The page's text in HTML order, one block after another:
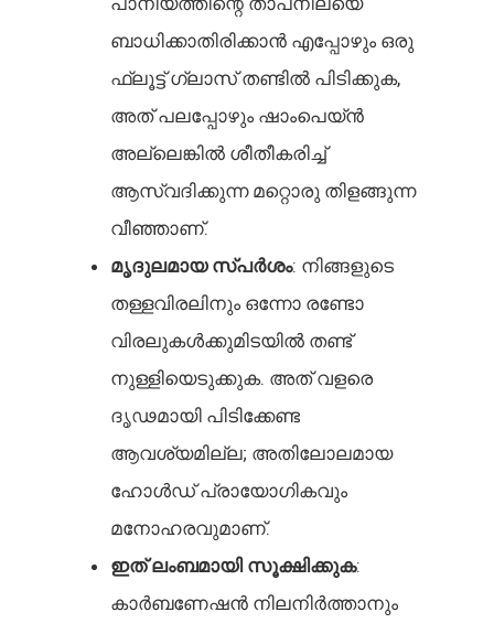
ബാധിക്കാതിരിക്കാൻ എപ്പോഴും ഒരു
ഫ്ലൂട്ട് ഗ്ലാസ് തണ്ടിൽ പിടിക്കുക,
അത് പലപ്പോഴും ഷാംപെയ്ൻ
അല്ലെങ്കിൽ ശീതീകരിച്ച്
ആസ്വദിക്കുന്ന മറ്റൊരു തിളങ്ങുന്ന
വീഞ്ഞാണ്.
മൃദുലമായ സ്പർശം: നിങ്ങളുടെ
തള്ളവിരലിനും ഒന്നോ രണ്ടോ
വിരലുകൾക്കുമിടയിൽ തണ്ട്
നുള്ളിയെടുക്കുക. അത് വളരെ
ദൃഢമായി പിടിക്കേണ്ട
ആവശ്യമില്ല; അതിലോലമായ
ഹോൾഡ് പ്രായോഗികവും
മനോഹരവുമാണ്.
ഇത് ലംബമായി സൂക്ഷിക്കുക:
കാർബണേഷൻ നിലനിർത്താനും